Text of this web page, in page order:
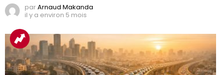
parArnaud Makanda
il y a environ 5 mois